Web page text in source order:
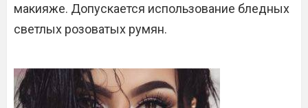
макияже. Допускается использование бледных
светлых розоватых румян.